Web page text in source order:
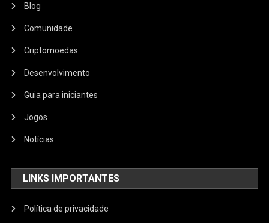
Blog
Comunidade
Criptomoedas
Desenvolvimento
Guia para iniciantes
Jogos
Notícias
LINKS IMPORTANTES
Política de privacidade